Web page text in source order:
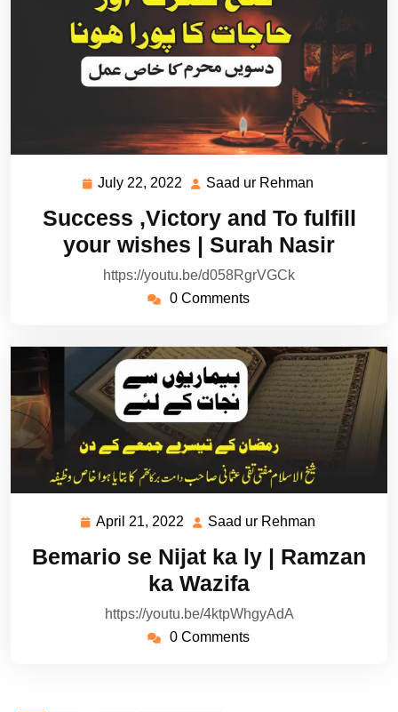
July 22, 2022
July
2022
Saad ur Rehman
Rehman
Success ,Victory and To fulfill
your wishes | Surah Nasir
https://youtu.be/d058RgrVGCk
0 Comments
April 21, 2022
April
2022
Saad ur Rehman
Rehman
Bemario se Nijat ka ly | Ramzan
ka Wazifa
https://youtu.be/4ktpWhgyAdA
0 Comments